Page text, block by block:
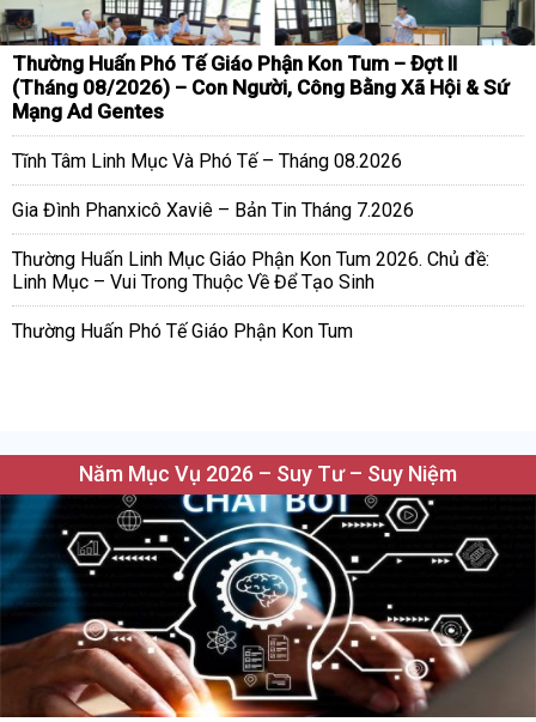
Thường Huấn Phó Tế Giáo Phận Kon Tum – Đợt II
(Tháng 08/2026) – Con Người, Công Bằng Xã Hội & Sứ
Mạng Ad Gentes
Tĩnh Tâm Linh Mục Và Phó Tế – Tháng 08.2026
Gia Đình Phanxicô Xaviê – Bản Tin Tháng 7.2026
Thường Huấn Linh Mục Giáo Phận Kon Tum 2026. Chủ đề:
Linh Mục – Vui Trong Thuộc Về Để Tạo Sinh
Thường Huấn Phó Tế Giáo Phận Kon Tum
Năm Mục Vụ 2026 – Suy Tư – Suy Niệm